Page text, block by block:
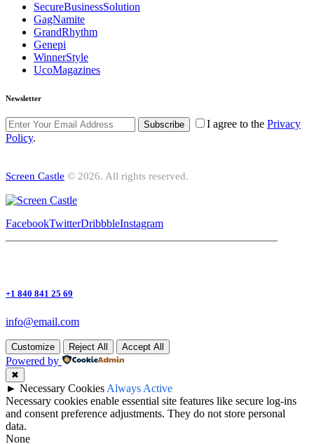
SecureBusinessSolution
GagNamite
GrandRhythm
Genepi
WinnerStyle
UcoMagazines
Newsletter
Subscribe I agree to the Privacy
Policy.
Screen Castle © 2026. All rights reserved.
FacebookTwitterDribbbleInstagram
+1 840 841 25 69
info@email.com
Customize Reject All Accept All
Powered by
✖
► Necessary Cookies Always Active
Necessary cookies enable essential site features like secure log-ins
and consent preference adjustments. They do not store personal
data.
None